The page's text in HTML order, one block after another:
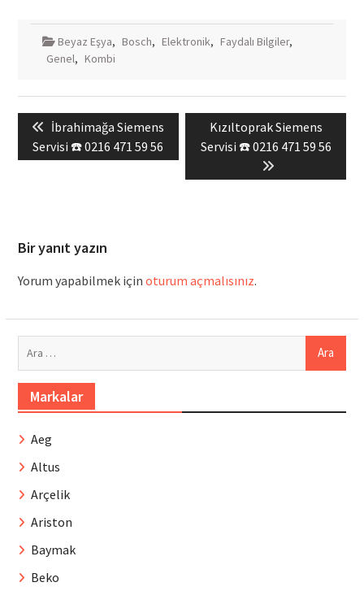
Beyaz Eşya, Bosch, Elektronik, Faydalı Bilgiler,
Genel, Kombi
gezinmesi
Previous
post:
İbrahimağa Siemens
Servisi ☎️ 0216 471 59 56
Next
post:
Kızıltoprak Siemens
Servisi ☎️ 0216 471 59 56
Bir yanıt yazın
Yorum yapabilmek için oturum açmalısınız.
Markalar
Aeg
Altus
Arçelik
Ariston
Baymak
Beko